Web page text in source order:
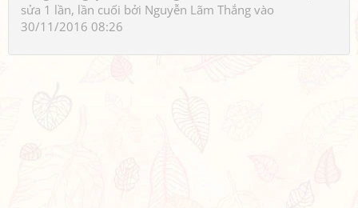
sửa 1 lần, lần cuối bởi Nguyễn Lãm Thắng vào
30/11/2016 08:26